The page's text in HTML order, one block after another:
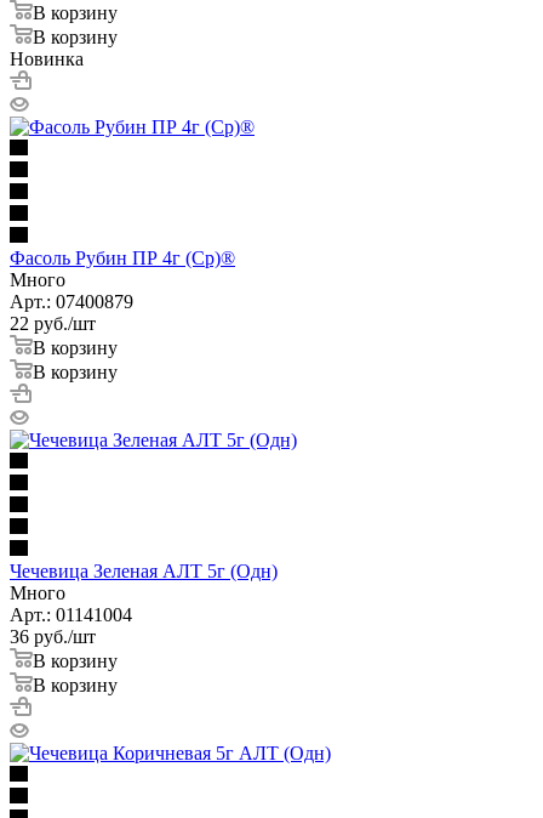
В корзину
В корзину
Новинка
Фасоль Рубин ПР 4г (Ср)®
Много
Арт.: 07400879
22 руб./шт
В корзину
В корзину
Чечевица Зеленая АЛТ 5г (Одн)
Много
Арт.: 01141004
36 руб./шт
В корзину
В корзину